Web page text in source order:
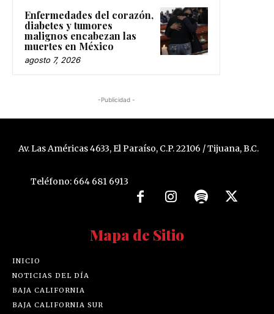
Enfermedades del corazón,
diabetes y tumores
malignos encabezan las
muertes en México
agosto 7, 2026
-Publicidad -
Av. Las Américas 4633, El Paraíso, C.P. 22106 / Tijuana, B.C.
Teléfono: 664 681 6913
Mapa de Sitio
INICIO
NOTICIAS DEL DÍA
BAJA CALIFORNIA
BAJA CALIFORNIA SUR